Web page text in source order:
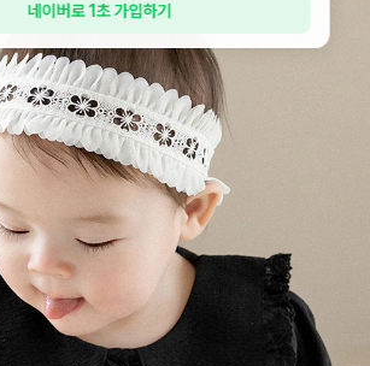
네이버로 1초 가입하기